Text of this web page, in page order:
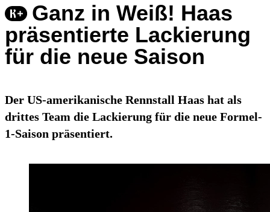
Ganz in Weiß! Haas
präsentierte Lackierung
für die neue Saison
Der US-amerikanische Rennstall Haas hat als
drittes Team die Lackierung für die neue Formel-
1-Saison präsentiert.